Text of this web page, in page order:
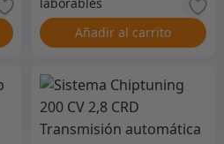
Añadir al carrito